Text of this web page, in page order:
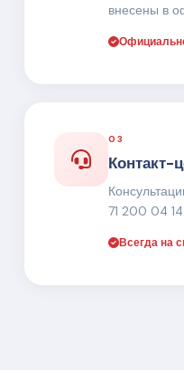
внесены в
03
Контакт-
71 200 04 14.
Всегда на